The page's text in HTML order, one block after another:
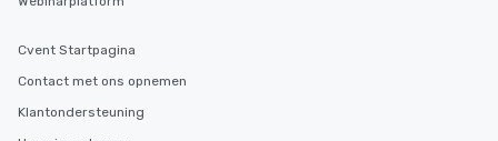
Cvent Startpagina
Contact met ons opnemen
Klantondersteuning